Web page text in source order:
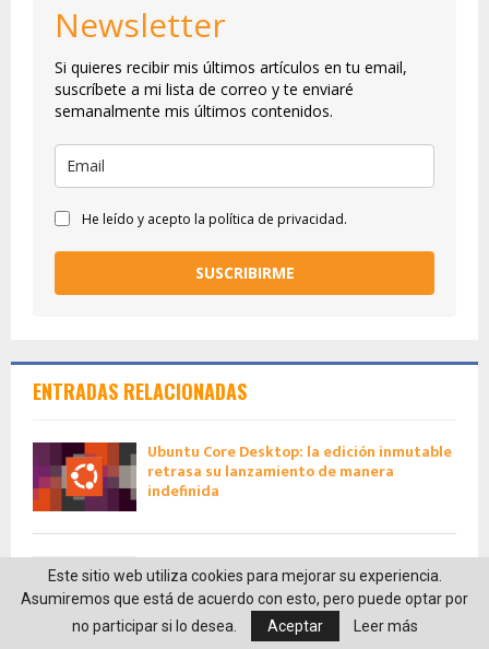
Newsletter
Si quieres recibir mis últimos artículos en tu email,
suscríbete a mi lista de correo y te enviaré
semanalmente mis últimos contenidos.
He leído y acepto la política de privacidad.
SUSCRIBIRME
ENTRADAS RELACIONADAS
Ubuntu Core Desktop: la edición inmutable
retrasa su lanzamiento de manera
indefinida
Corona Labs anuncia que su motor será
Open Source
Este sitio web utiliza cookies para mejorar su experiencia.
Asumiremos que está de acuerdo con esto, pero puede optar por
no participar si lo desea.
Aceptar Leer más